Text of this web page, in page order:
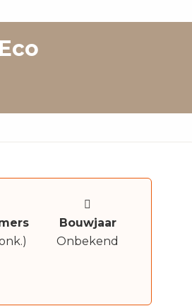
Bouwjaar
Onbekend